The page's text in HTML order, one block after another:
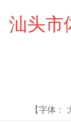
汕头市
【字体：